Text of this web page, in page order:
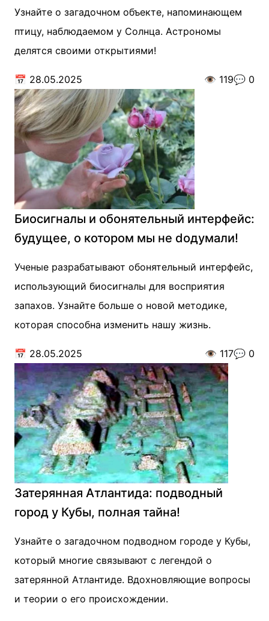
Узнайте о загадочном объекте, напоминающем
птицу, наблюдаемом у Солнца. Астрономы
делятся своими открытиями!
📅 28.05.2025 👁️ 119💬 0
Биосигналы и обонятельный интерфейс:
будущее, о котором мы не dодумали!
Ученые разрабатывают обонятельный интерфейс,
использующий биосигналы для восприятия
запахов. Узнайте больше о новой методике,
которая способна изменить нашу жизнь.
📅 28.05.2025 👁️ 117💬 0
Затерянная Атлантида: подводный
город у Кубы, полная тайна!
Узнайте о загадочном подводном городе у Кубы,
который многие связывают с легендой о
затерянной Атлантиде. Вдохновляющие вопросы
и теории о его происхождении.